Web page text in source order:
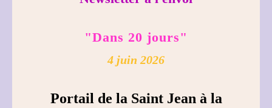
"Dans 20 jours"
4 juin 2026
Portail de la Saint Jean à la